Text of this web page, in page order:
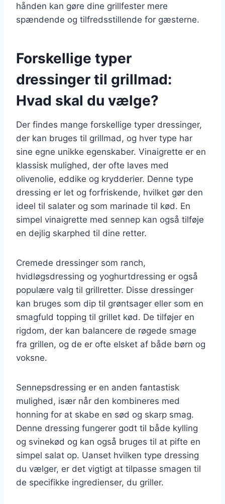
hånden kan gøre dine grillfester mere
spændende og tilfredsstillende for gæsterne.
Forskellige typer
dressinger til grillmad:
Hvad skal du vælge?
Der findes mange forskellige typer dressinger,
der kan bruges til grillmad, og hver type har
sine egne unikke egenskaber. Vinaigrette er en
klassisk mulighed, der ofte laves med
olivenolie, eddike og krydderier. Denne type
dressing er let og forfriskende, hvilket gør den
ideel til salater og som marinade til kød. En
simpel vinaigrette med sennep kan også tilføje
en dejlig skarphed til dine retter.
Cremede dressinger som ranch,
hvidløgsdressing og yoghurtdressing er også
populære valg til grillretter. Disse dressinger
kan bruges som dip til grøntsager eller som en
smagfuld topping til grillet kød. De tilføjer en
rigdom, der kan balancere de røgede smage
fra grillen, og de er ofte elsket af både børn og
voksne.
Sennepsdressing er en anden fantastisk
mulighed, især når den kombineres med
honning for at skabe en sød og skarp smag.
Denne dressing fungerer godt til både kylling
og svinekød og kan også bruges til at pifte en
simpel salat op. Uanset hvilken type dressing
du vælger, er det vigtigt at tilpasse smagen til
de specifikke ingredienser, du griller.